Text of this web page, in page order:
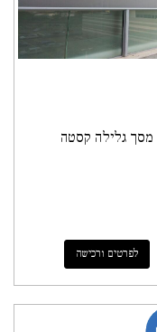
מסך גלילה קסטה
לפרטים ורכישה